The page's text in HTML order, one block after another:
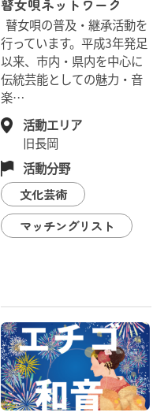
瞽女唄ネットワーク
瞽女唄の普及・継承活動を
行っています。平成3年発足
以来、市内・県内を中心に
伝統芸能としての魅力・音
楽…
活動エリア
旧長岡
活動分野
文化芸術
マッチングリスト